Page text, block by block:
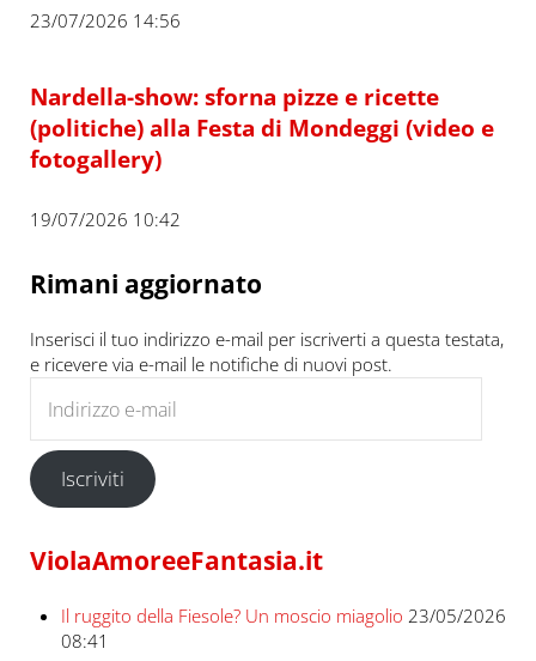
23/07/2026 14:56
Nardella-show: sforna pizze e ricette
(politiche) alla Festa di Mondeggi (video e
fotogallery)
19/07/2026 10:42
Rimani aggiornato
Inserisci il tuo indirizzo e-mail per iscriverti a questa testata,
e ricevere via e-mail le notifiche di nuovi post.
Iscriviti
ViolaAmoreeFantasia.it
Il ruggito della Fiesole? Un moscio miagolio 23/05/2026
08:41